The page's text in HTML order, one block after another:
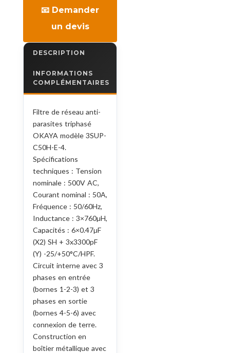
📧 Demander
un devis
DESCRIPTION
INFORMATIONS
COMPLÉMENTAIRES
Filtre de réseau anti-
parasites triphasé
OKAYA modèle 3SUP-
C50H-E-4.
Spécifications
techniques : Tension
nominale : 500V AC,
Courant nominal : 50A,
Fréquence : 50/60Hz,
Inductance : 3×760µH,
Capacités : 6×0.47µF
(X2) SH + 3x3300pF
(Y) -25/+50°C/HPF.
Circuit interne avec 3
phases en entrée
(bornes 1-2-3) et 3
phases en sortie
(bornes 4-5-6) avec
connexion de terre.
Construction en
boîtier métallique avec